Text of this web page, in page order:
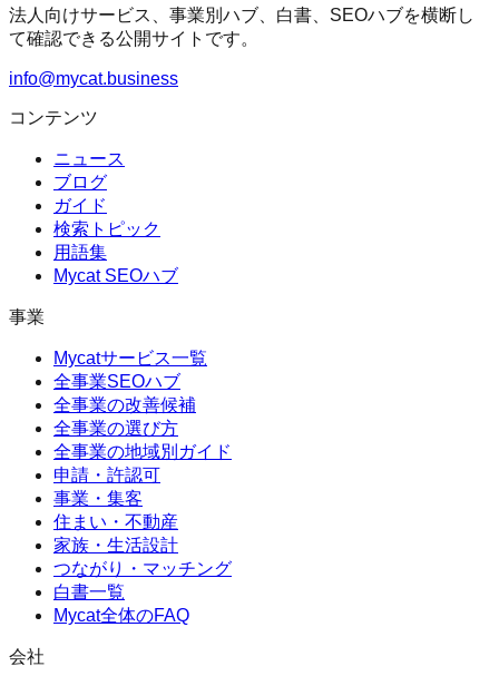
法人向けサービス、事業別ハブ、白書、SEOハブを横断し
て確認できる公開サイトです。
info@mycat.business
コンテンツ
ニュース
ブログ
ガイド
検索トピック
用語集
Mycat SEOハブ
事業
Mycatサービス一覧
全事業SEOハブ
全事業の改善候補
全事業の選び方
全事業の地域別ガイド
申請・許認可
事業・集客
住まい・不動産
家族・生活設計
つながり・マッチング
白書一覧
Mycat全体のFAQ
会社